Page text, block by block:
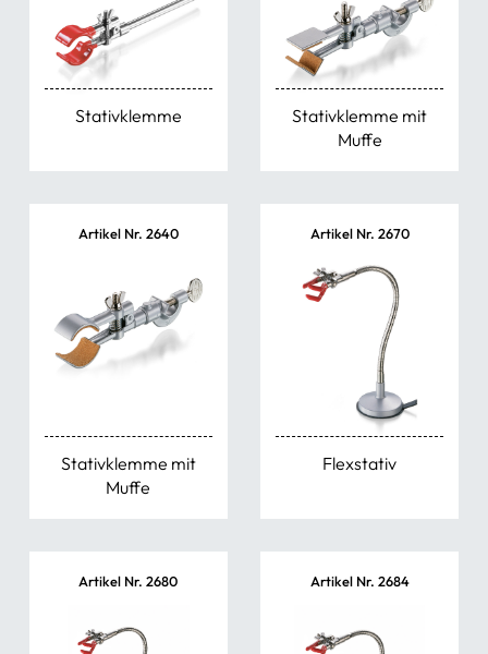
Stativklemme
Stativklemme mit
Muffe
Artikel Nr. 2640
Stativklemme mit
Muffe
Artikel Nr. 2670
Flexstativ
Artikel Nr. 2680 Artikel Nr. 2684